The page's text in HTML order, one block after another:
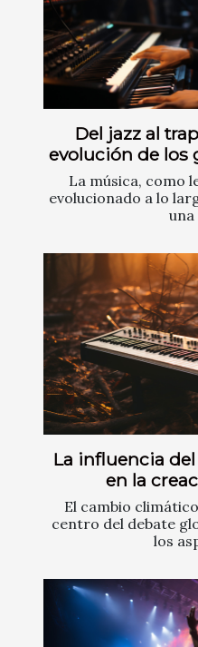
Del jazz al
evolución de los
La música, como
evolucionado a lo
una
La influencia
en la
El cambio
centro del debate
los